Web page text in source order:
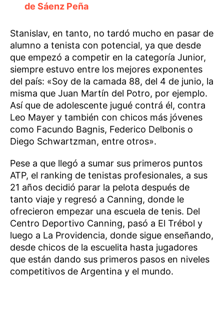
de Sáenz Peña
Stanislav, en tanto, no tardó mucho en pasar de
alumno a tenista con potencial, ya que desde
que empezó a competir en la categoría Junior,
siempre estuvo entre los mejores exponentes
del país: «Soy de la camada 88, del 4 de junio, la
misma que Juan Martín del Potro, por ejemplo.
Así que de adolescente jugué contrá él, contra
Leo Mayer y también con chicos más jóvenes
como Facundo Bagnis, Federico Delbonis o
Diego Schwartzman, entre otros».
Pese a que llegó a sumar sus primeros puntos
ATP, el ranking de tenistas profesionales, a sus
21 años decidió parar la pelota después de
tanto viaje y regresó a Canning, donde le
ofrecieron empezar una escuela de tenis. Del
Centro Deportivo Canning, pasó a El Trébol y
luego a La Providencia, donde sigue enseñando,
desde chicos de la escuelita hasta jugadores
que están dando sus primeros pasos en niveles
competitivos de Argentina y el mundo.